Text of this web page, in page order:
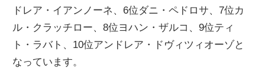
ク
ニ
ドレア・イアンノーネ、6位ダニ・ペドロサ、7位カ
ル・クラッチロー、8位ヨハン・ザルコ、9位ティ
ト・ラバト、10位アンドレア・ドヴィツィオーゾと
なっています。